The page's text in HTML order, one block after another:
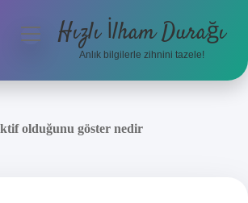
menüyüHızlı İlham Durağı
Anlık bilgilerle zihnini tazele!
olduğunu göster nedir